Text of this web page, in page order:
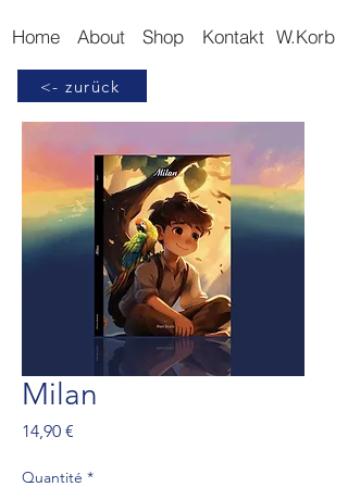
Home About Shop Kontakt W.Korb
Milan
14,90 €
Quantité *
<- zurück